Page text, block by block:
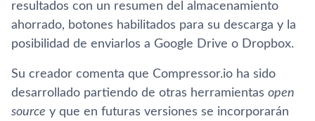
resultados con un resumen del almacenamiento
ahorrado, botones habilitados para su descarga y la
posibilidad de enviarlos a Google Drive o Dropbox.
Su creador comenta que Compressor.io ha sido
desarrollado partiendo de otras herramientas open
source y que en futuras versiones se incorporarán